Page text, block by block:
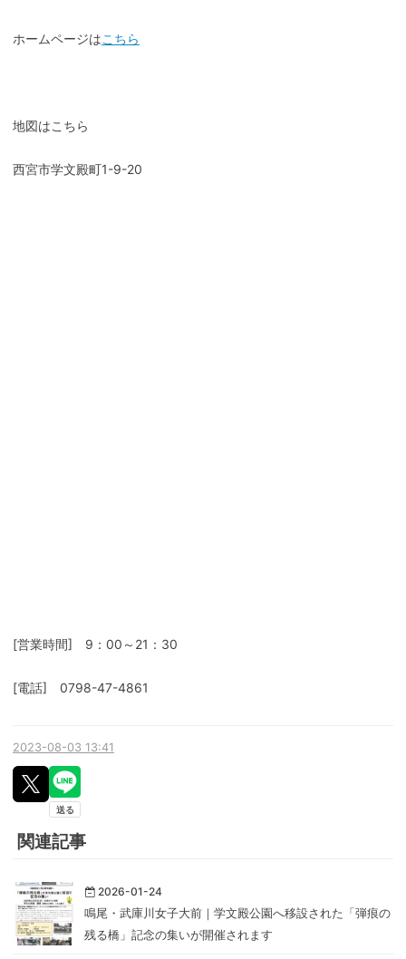
ホームページはこちら
地図はこちら
西宮市学文殿町1-9-20
[営業時間] 9：00～21：30
[電話] 0798-47-4861
2023-08-03 13:41
関連記事
2026-01-24
鳴尾・武庫川女子大前｜学文殿公園へ移設された「弾痕の
残る橋」記念の集いが開催されます